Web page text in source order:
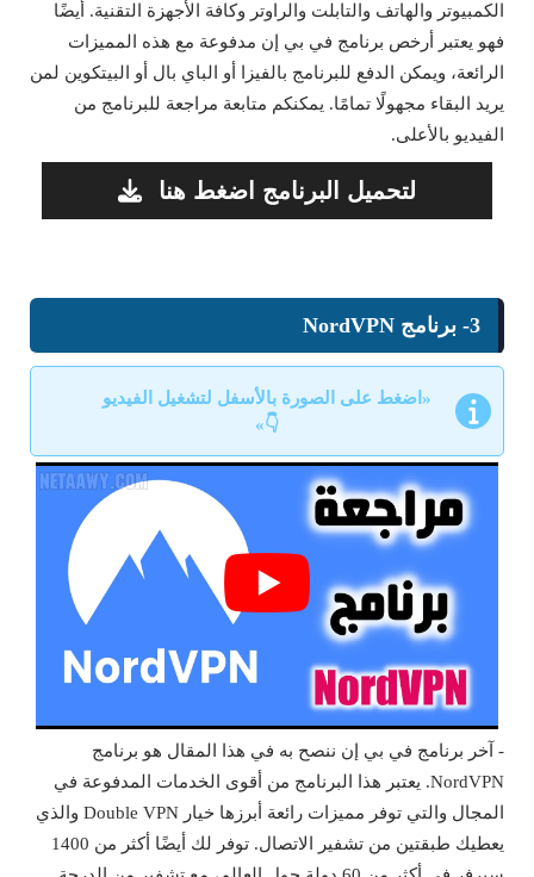
الكمبيوتر والهاتف والتابلت والراوتر وكافة الأجهزة التقنية. أيضًا
فهو يعتبر أرخص برنامج في بي إن مدفوعة مع هذه المميزات
الرائعة، ويمكن الدفع للبرنامج بالفيزا أو الباي بال أو البيتكوين لمن
يريد البقاء مجهولًا تمامًا. يمكنكم متابعة مراجعة للبرنامج من
الفيديو بالأعلى.
لتحميل البرنامج اضغط هنا
3- برنامج NordVPN
«اضغط على الصورة بالأسفل لتشغيل الفيديو
👇»
- آخر برنامج في بي إن ننصح به في هذا المقال هو برنامج
NordVPN. يعتبر هذا البرنامج من أقوى الخدمات المدفوعة في
المجال والتي توفر مميزات رائعة أبرزها خيار Double VPN والذي
يعطيك طبقتين من تشفير الاتصال. توفر لك أيضًا أكثر من 1400